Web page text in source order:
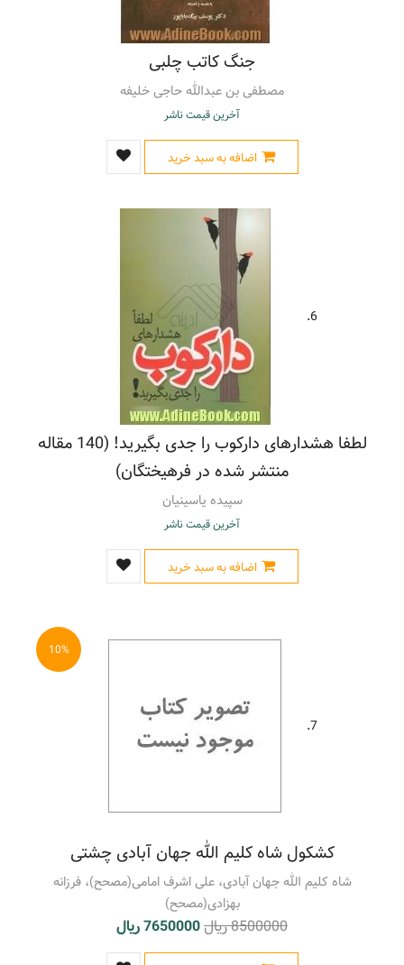
جنگ کاتب چلبی
مصطفی بن عبدالله حاجی خلیفه
آخرین قیمت ناشر
اضافه به سبد خرید
6.
لطفا هشدارهای دارکوب را جدی بگیرید! (140 مقاله
منتشر شده در فرهیختگان)
سپیده یاسینیان
آخرین قیمت ناشر
اضافه به سبد خرید
10%
7.
کشکول شاه کلیم الله جهان آبادی چشتی
شاه کلیم الله جهان آبادی، علی اشرف امامی(مصحح)، فرزانه
بهزادی(مصحح)
8500000 ریال 7650000 ریال